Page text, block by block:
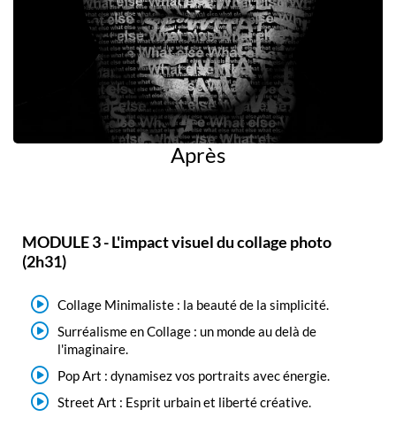
Après
MODULE 3 - L'impact visuel du collage photo
(2h31)
Collage Minimaliste : la beauté de la simplicité.
Surréalisme en Collage : un monde au delà de
l'imaginaire.
Pop Art : dynamisez vos portraits avec énergie.
Street Art : Esprit urbain et liberté créative.